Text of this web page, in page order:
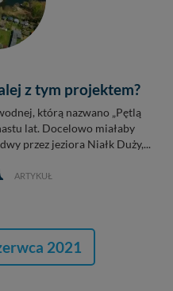
z tym projektem?
którą nazwano „Pętlą
lat. Docelowo miałaby
przez jeziora Niałk Duży,...
ARTYKUŁ
2021